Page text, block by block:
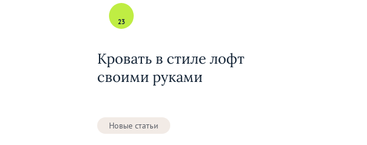
23
Кровать в стиле лофт
своими руками
Новые статьи